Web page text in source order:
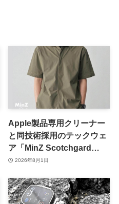
Apple製品専用クリーナー
と同技術採用のテックウェ
ア「MinZ Scotchgard
Shirts」発売
2026年8月1日